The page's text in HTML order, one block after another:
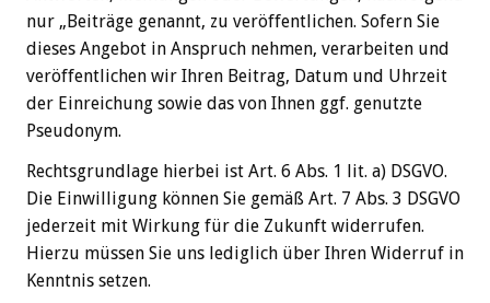
nur „Beiträge genannt, zu veröffentlichen. Sofern Sie
dieses Angebot in Anspruch nehmen, verarbeiten und
veröffentlichen wir Ihren Beitrag, Datum und Uhrzeit
der Einreichung sowie das von Ihnen ggf. genutzte
Pseudonym.
Rechtsgrundlage hierbei ist Art. 6 Abs. 1 lit. a) DSGVO.
Die Einwilligung können Sie gemäß Art. 7 Abs. 3 DSGVO
jederzeit mit Wirkung für die Zukunft widerrufen.
Hierzu müssen Sie uns lediglich über Ihren Widerruf in
Kenntnis setzen.